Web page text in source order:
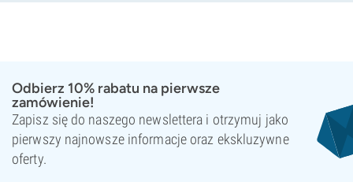
Odbierz 10% rabatu na pierwsze
zamówienie!
Zapisz się do naszego newslettera i otrzymuj jako
pierwszy najnowsze informacje oraz ekskluzywne
oferty.